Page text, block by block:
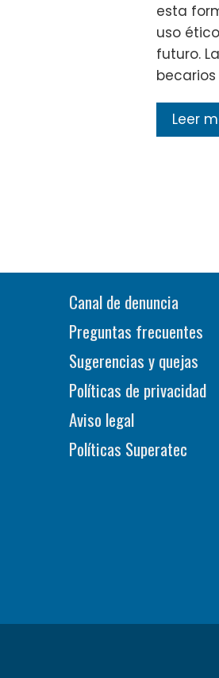
esta
uso
futuro.
Leer
Canal de denuncia
Preguntas frecuentes
Sugerencias y quejas
Políticas de privacidad
Aviso legal
Políticas Superatec